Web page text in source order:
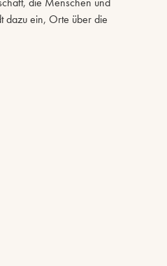
dazu ein, Orte über die